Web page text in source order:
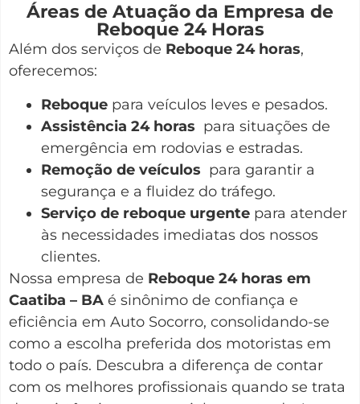
Áreas de Atuação da Empresa de
Reboque 24 Horas
Além dos serviços de Reboque 24 horas,
oferecemos:
Reboque para veículos leves e pesados.
Assistência 24 horas para situações de
emergência em rodovias e estradas.
Remoção de veículos para garantir a
segurança e a fluidez do tráfego.
Serviço de reboque urgente para atender
às necessidades imediatas dos nossos
clientes.
Nossa empresa de Reboque 24 horas em
Caatiba – BA é sinônimo de confiança e
eficiência em Auto Socorro, consolidando-se
como a escolha preferida dos motoristas em
todo o país. Descubra a diferença de contar
com os melhores profissionais quando se trata